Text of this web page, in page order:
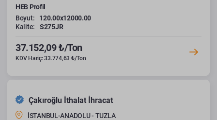
HEB Profil
Boyut:
120.00x12000.00
Kalite:
S275JR
37.152,09 ₺/Ton
KDV Hariç: 33.774,63 ₺/Ton
Çakıroğlu İthalat İhracat
İSTANBUL-ANADOLU - TUZLA